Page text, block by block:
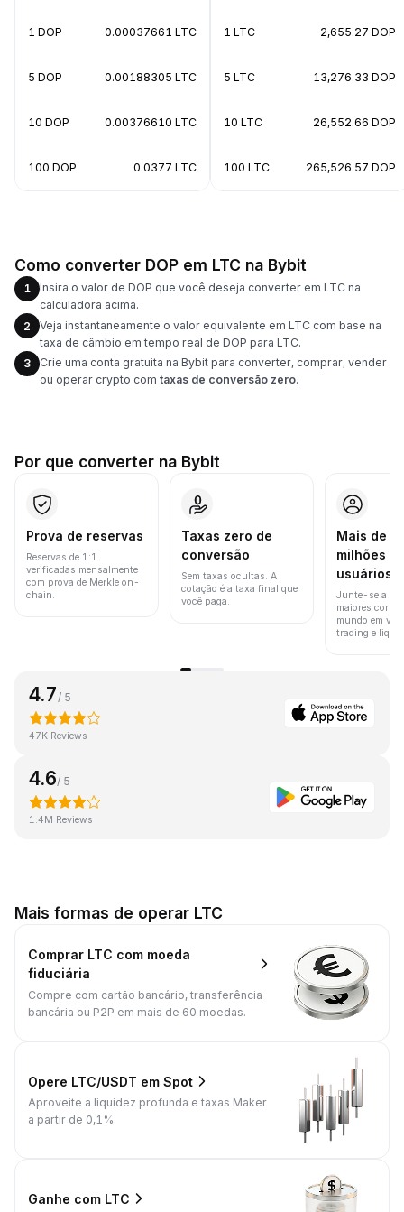
1 DOP 0.00037661 LTC
5 DOP 0.00188305 LTC
10 DOP 0.00376610 LTC
100 DOP 0.0377 LTC
1 LTC 2,655.27 DOP
5 LTC 13,276.33 DOP
10 LTC 26,552.66 DOP
100 LTC 265,526.57 DOP
Como converter DOP em LTC na Bybit
1
Insira o valor de DOP que você deseja converter em LTC na
calculadora acima.
2
Veja instantaneamente o valor equivalente em LTC com base na
taxa de câmbio em tempo real de DOP para LTC.
3
Crie uma conta gratuita na Bybit para converter, comprar, vender
ou operar crypto com taxas de conversão zero.
Por que converter na Bybit
Prova de reservas
Reservas de 1:1
verificadas mensalmente
com prova de Merkle on-
chain.
Taxas zero de
conversão
Sem taxas ocultas. A
cotação é a taxa final que
você paga.
Mais de
milhões
usuários
Junte-se a
maiores
mundo em
trading e
4.7/ 5
47K Reviews
4.6/ 5
1.4M Reviews
Mais formas de operar LTC
Comprar LTC com moeda
fiduciária
Compre com cartão bancário, transferência
bancária ou P2P em mais de 60 moedas.
Opere LTC/USDT em Spot
Aproveite a liquidez profunda e taxas Maker
a partir de 0,1%.
Ganhe com LTC